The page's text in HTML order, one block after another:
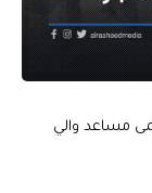
مساعد والي